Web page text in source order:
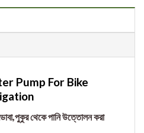
Pump For Bike
থেকে পানিউত্তোলনকরা